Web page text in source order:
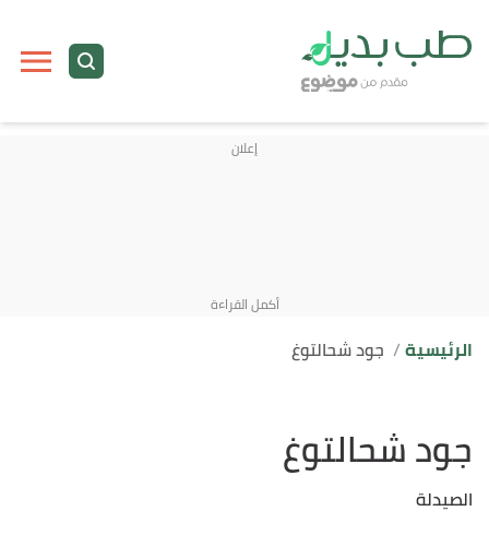
الرئيسية جود شحالتوغ
جود شحالتوغ
الصيدلة